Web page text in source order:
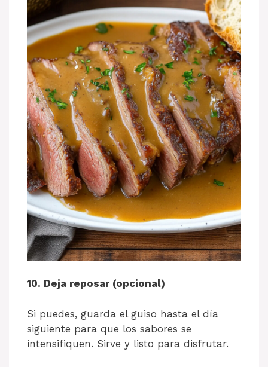
10. Deja reposar (opcional)
Si puedes, guarda el guiso hasta el día
siguiente para que los sabores se
intensifiquen. Sirve y listo para disfrutar.